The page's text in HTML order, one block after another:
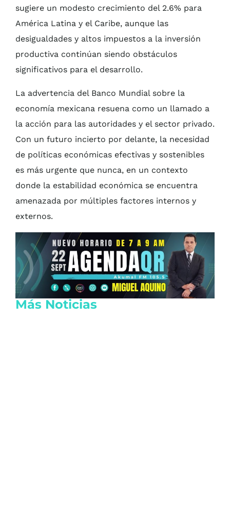
sugiere un modesto crecimiento del 2.6% para
América Latina y el Caribe, aunque las
desigualdades y altos impuestos a la inversión
productiva continúan siendo obstáculos
significativos para el desarrollo.
La advertencia del Banco Mundial sobre la
economía mexicana resuena como un llamado a
la acción para las autoridades y el sector privado.
Con un futuro incierto por delante, la necesidad
de políticas económicas efectivas y sostenibles
es más urgente que nunca, en un contexto
donde la estabilidad económica se encuentra
amenazada por múltiples factores internos y
externos.
Más Noticias